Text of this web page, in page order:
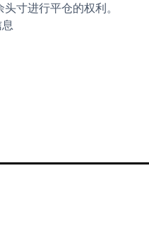
寸进行平仓的权利。